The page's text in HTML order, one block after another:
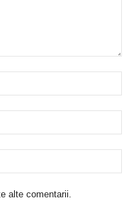
alte comentarii.